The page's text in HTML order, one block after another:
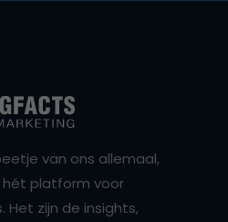
van ons allemaal,
hét platform voor
Het zijn de insights,